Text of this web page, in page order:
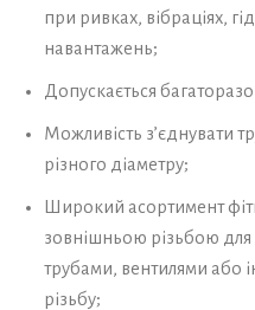
при ривках, вібраціях,
навантажень;
Допускається
Можливість з’єднувати
різного діаметру;
Широкий асортимент
зовнішньою різьбою для
трубами, вентилями або
різьбу;